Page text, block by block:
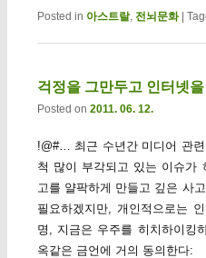
Posted in 아스트랄, 전뇌문화 |
걱정을 그만두고 인터넷
Posted on 2011. 06. 12.
!@#… 최근 수년간 미디어 관
척 많이 부각되고 있는 이슈가
고를 얄팍하게 만들고 깊은 사
필요하겠지만, 개인적으로는
명, 지금은 우주를 히치하이킹
옥같은 금언에 거의 동의한다: